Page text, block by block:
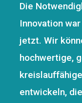
Die
Innovation
jetzt. Wir
hochwertige,
entwickeln,